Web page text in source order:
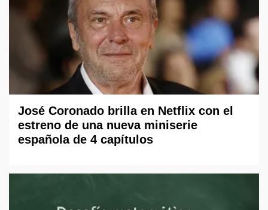
José Coronado brilla en Netflix con el
estreno de una nueva miniserie
española de 4 capítulos